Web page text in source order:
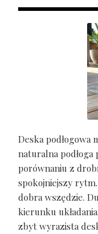
Deska podłogowa
naturalna
porównaniu z
spokojniejszy
dobra wszędzie.
kierunku
zbyt wyrazista